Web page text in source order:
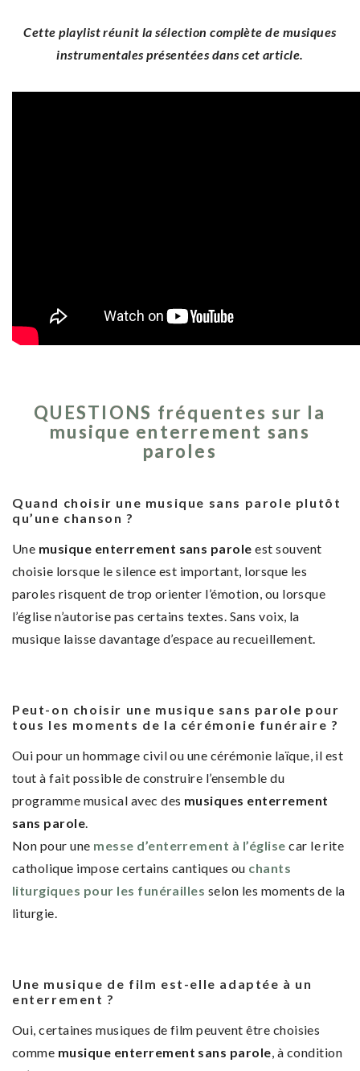
Cette playlist réunit la sélection complète de musiques
instrumentales présentées dans cet article.
QUESTIONS fréquentes sur la
musique enterrement sans
paroles
Quand choisir une musique sans parole plutôt
qu’une chanson ?
Une musique enterrement sans parole est souvent
choisie lorsque le silence est important, lorsque les
paroles risquent de trop orienter l’émotion, ou lorsque
l’église n’autorise pas certains textes. Sans voix, la
musique laisse davantage d’espace au recueillement.
Peut-on choisir une musique sans parole pour
tous les moments de la cérémonie funéraire ?
Oui pour un hommage civil ou une cérémonie laïque, il est
tout à fait possible de construire l’ensemble du
programme musical avec des musiques enterrement
sans parole
Non pour une messe d’enterrement à l’église car le rite
catholique impose certains cantiques ou chants
liturgiques pour les funérailles selon les moments de la
liturgie.
Une musique de film est-elle adaptée à un
enterrement ?
Oui, certaines musiques de film peuvent être choisies
comme musique enterrement sans parole , à condition